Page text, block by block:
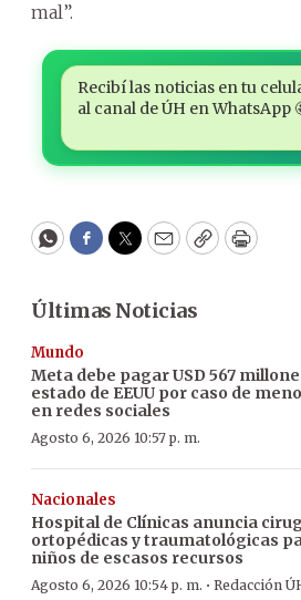
mal”.
Recibí las noticias en tu
al canal de ÚH en WhatsApp
WhatsApp
Facebook
Twitter
EmailCopyPrint
Últimas Noticias
Mundo
Meta debe pagar USD 567
estado de EEUU por caso de
en redes sociales
Agosto 6, 2026 10:57 p. m.
Nacionales
Hospital de Clínicas anuncia
ortopédicas y traumatológicas
niños de escasos recursos
Agosto 6, 2026 10:54 p. m. · Redacción